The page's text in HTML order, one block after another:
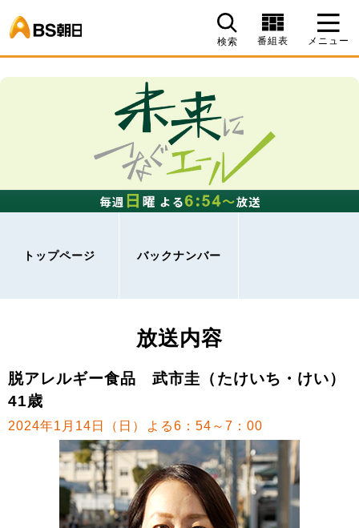
検索 番組表 メニュー
トップページ バックナンバー
放送内容
脱アレルギー食品 武市圭（たけいち・けい）
41歳
2024年1月14日（日）よる6：54～7：00